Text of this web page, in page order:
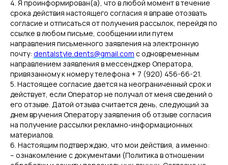
4. Я проинформирован(а), что в любой момент в течение
срока действия настоящего согласия я вправе отозвать
согласие и отписаться от получения рассылок, перейдя по
ссылке в любом письме, сообщении или путем
направления письменного заявления на электронную
почту: dentalstyle.dents@gmail.com с одновременным
направлением заявления в мессенджер Оператора,
привязанному к номеру телефона + 7 (920) 456-66-21.
5. Настоящее согласие дается на неограниченный срок и
действует, если Оператор не получал от меня сведений о
его отзыве. Датой отзыва считается день, следующий за
днем вручения Оператору заявления об отзыве согласия
на получение рассылки рекламно-информационных
материалов.
6. Настоящим подтверждаю, что мои действия, а именно:
– ознакомление с документами (Политика в отношении